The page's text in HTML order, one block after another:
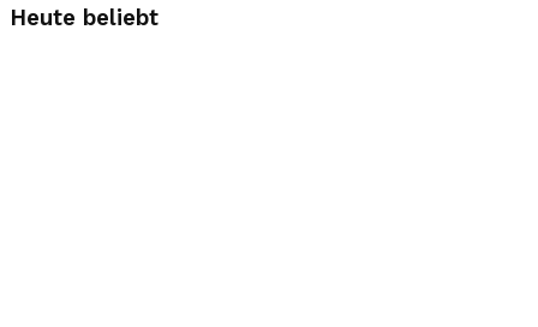
Heute beliebt